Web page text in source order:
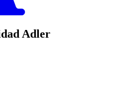
Adler